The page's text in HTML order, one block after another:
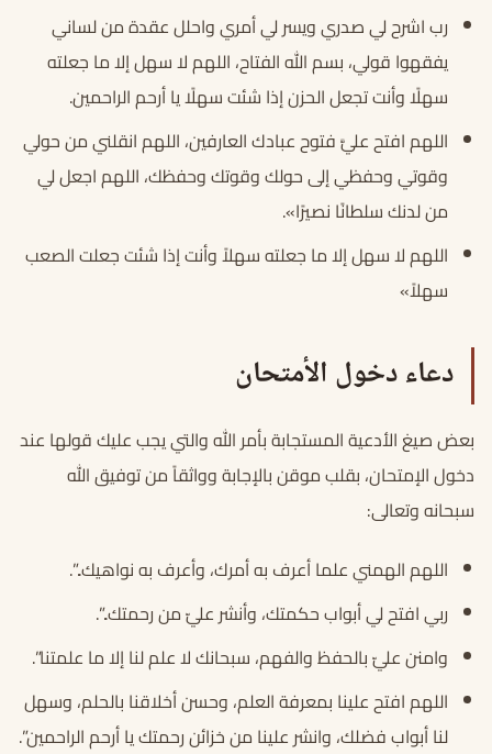
رب اشرح لي صدري ويسر لي أمري واحلل عقدة من لساني
يفقهوا قولي، بسم الله الفتاح، اللهم لا سهل إلا ما جعلته
سهلًا وأنت تجعل الحزن إذا شئت سهلًا يا أرحم الراحمين.
اللهم افتح عليَّ فتوح عبادك العارفين، اللهم انقلني من حولي
وقوتي وحفظي إلى حولك وقوتك وحفظك، اللهم اجعل لي
من لدنك سلطانًا نصيرًا».
اللهم لا سهل إلا ما جعلته سهلاً وأنت إذا شئت جعلت الصعب
سهلاً»
دعاء دخول الأمتحان
بعض صيغ الأدعية المستجابة بأمر الله والتي يجب عليك قولها عند
دخول الإمتحان، بقلب موقن بالإجابة وواثقاً من توفيق الله
سبحانه وتعالى:
اللهم الهمني علما أعرف به أمرك، وأعرف به نواهيك..”.
ربي افتح لي أبواب حكمتك، وأنشر عليّ من رحمتك..”.
وامنن عليّ بالحفظ والفهم، سبحانك لا علم لنا إلا ما علمتنا”.
اللهم افتح علينا بمعرفة العلم، وحسن أخلاقنا بالحلم، وسهل
لنا أبواب فضلك، وانشر علينا من خزائن رحمتك يا أرحم الراحمين”.